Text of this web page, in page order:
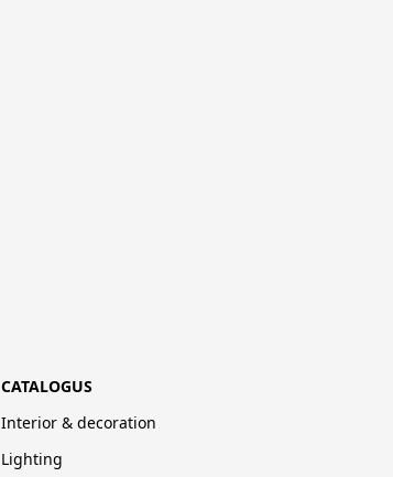
CATALOGUS
Interior & decoration
Lighting